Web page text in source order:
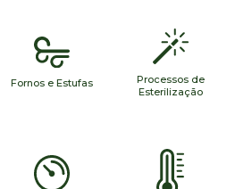
Fornos e Estufas
mais…
Processos de
Esterilização
mais…